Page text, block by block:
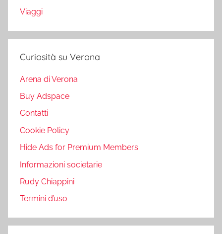
Viaggi
Curiosità su Verona
Arena di Verona
Buy Adspace
Contatti
Cookie Policy
Hide Ads for Premium Members
Informazioni societarie
Rudy Chiappini
Termini d’uso